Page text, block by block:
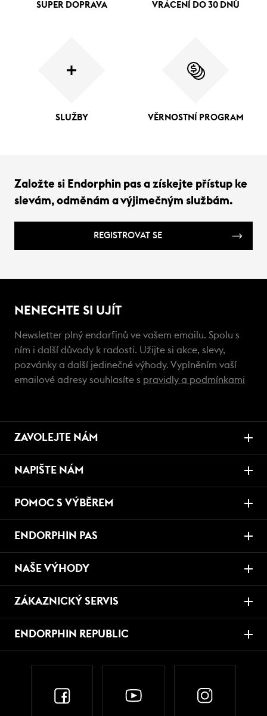
SUPER DOPRAVA VRÁCENÍ DO 30 DNŮ
SLUŽBY VĚRNOSTNÍ PROGRAM
Založte si Endorphin pas a získejte přístup ke
slevám, odměnám a výjimečným službám.
REGISTROVAT SE
NENECHTE SI UJÍT
Newsletter plný endorfinů ve vašem emailu. Spolu s
ním i další důvody k radosti. Užijte si akce, slevy,
pozvánky a další jedinečné výhody. Vyplněním vaší
emailové adresy souhlasíte s pravidly a podmínkami
ZAVOLEJTE NÁM
NAPIŠTE NÁM
POMOC S VÝBĚREM
ENDORPHIN PAS
NAŠE VÝHODY
ZÁKAZNICKÝ SERVIS
ENDORPHIN REPUBLIC